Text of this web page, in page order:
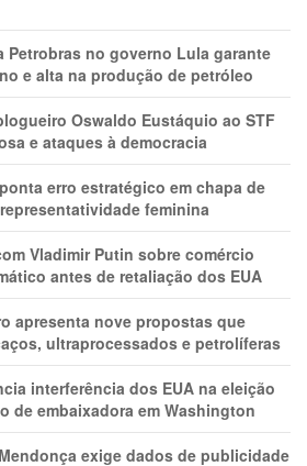
Petrobras no governo Lula garante
e alta na produção de petróleo
Oswaldo Eustáquio ao STF
e ataques à democracia
erro estratégico em chapa de
feminina
Vladimir Putin sobre comércio
antes de retaliação dos EUA
apresenta nove propostas que
ultraprocessados e petrolíferas
interferência dos EUA na eleição
de embaixadora em Washington
exige dados de publicidade